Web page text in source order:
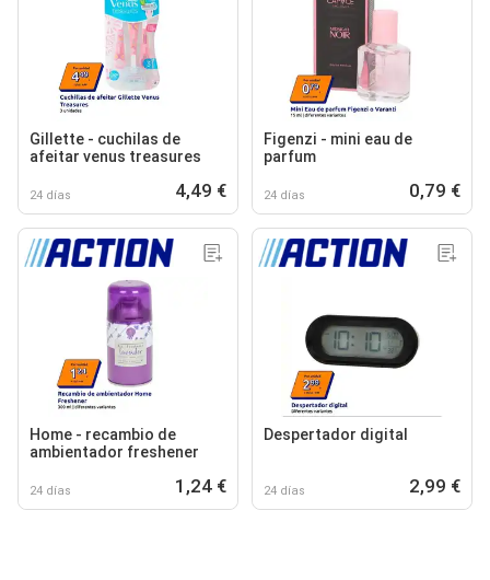
Gillette - cuchilas de
afeitar venus treasures
24 días 4,49 €
Figenzi - mini eau de
parfum
24 días 0,79 €
Home - recambio de
ambientador freshener
24 días 1,24 €
Despertador digital
24 días 2,99 €